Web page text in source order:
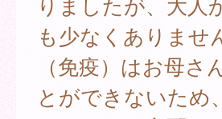
も少なくありませ
（免疫）はお母
とができないため